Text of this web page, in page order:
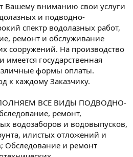
Вашему вниманию свои услуги
и подводно-
спектр водолазных работ,
ремонт и обслуживание
сооружений. На производство
имеется государственная
формы оплаты.
к каждому Заказчику.
ВСЕ ВИДЫ ПОДВОДНО-
ремонт,
водозаборов и водовыпусков,
илистых отложений и
Обследование и ремонт